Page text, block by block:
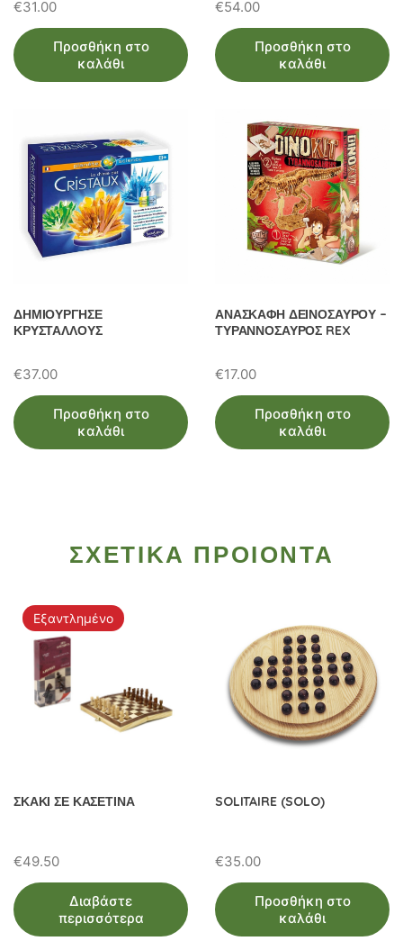
€31.00
Προσθήκη στο
καλάθι
€54.00
Προσθήκη στο
καλάθι
ΔΗΜΙΟΥΡΓΗΣΕ
ΚΡΥΣΤΑΛΛΟΥΣ
€37.00
Προσθήκη στο
καλάθι
ΑΝΑΣΚΑΦΗ ΔΕΙΝΟΣΑΥΡΟΥ –
ΤΥΡΑΝΝΟΣΑΥΡΟΣ REX
€17.00
Προσθήκη στο
καλάθι
ΣΧΕΤΙΚΑ ΠΡΟΙΟΝΤΑ
Εξαντλημένο
ΣΚΑΚΙ ΣΕ ΚΑΣΕΤΙΝΑ
€49.50
Διαβάστε
περισσότερα
SOLITAIRE (SOLO)
€35.00
Προσθήκη στο
καλάθι